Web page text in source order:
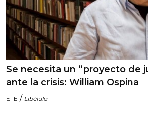
Se necesita un “proyecto de
ante la crisis: William Ospina
EFE / Libélula